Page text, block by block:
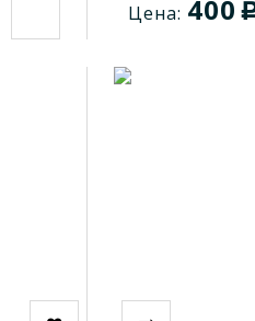
Цена: 400